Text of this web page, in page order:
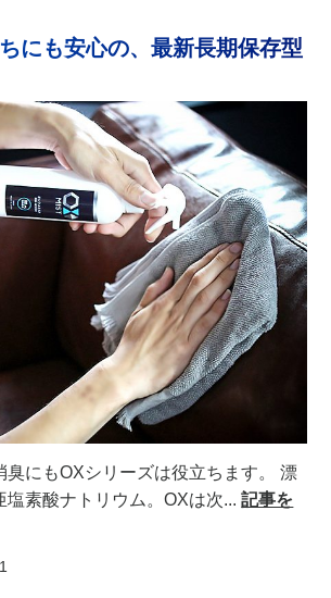
にも安心の、最新長期保存型
臭にもOXシリーズは役立ちます。 漂
塩素酸ナトリウム。OXは次...記事を